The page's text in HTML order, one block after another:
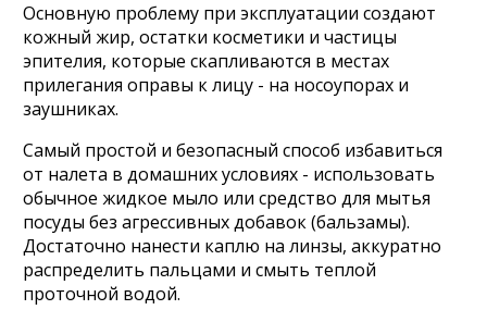
Основную проблему при эксплуатации создают
кожный жир, остатки косметики и частицы
эпителия, которые скапливаются в местах
прилегания оправы к лицу - на носоупорах и
заушниках.
Самый простой и безопасный способ избавиться
от налета в домашних условиях - использовать
обычное жидкое мыло или средство для мытья
посуды без агрессивных добавок (бальзамы).
Достаточно нанести каплю на линзы, аккуратно
распределить пальцами и смыть теплой
проточной водой.